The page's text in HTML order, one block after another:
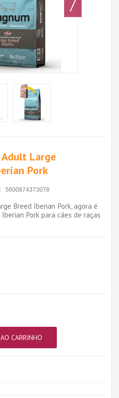
Large
Pork
5600874373078
Breed Iberian Pork, agora é
Pork para cães de raças
CARRINHO